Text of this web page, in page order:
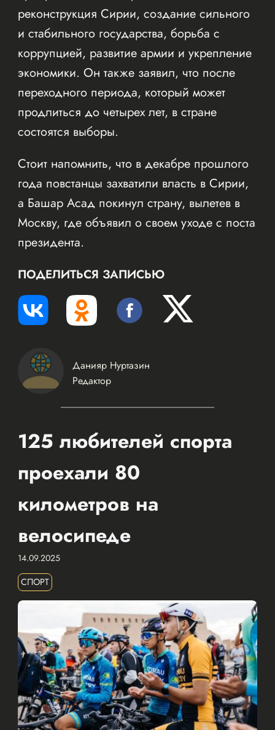
реконструкция Сирии, создание сильного
и стабильного государства, борьба с
коррупцией, развитие армии и укрепление
экономики. Он также заявил, что после
переходного периода, который может
продлиться до четырех лет, в стране
состоятся выборы.
Стоит напомнить, что в декабре прошлого
года повстанцы захватили власть в Сирии,
а Башар Асад покинул страну, вылетев в
Москву, где объявил о своем уходе с поста
президента.
ПОДЕЛИТЬСЯ ЗАПИСЬЮ
Данияр Нуртазин
Редактор
125 любителей спорта
проехали 80
километров на
велосипеде
14.09.2025
СПОРТ